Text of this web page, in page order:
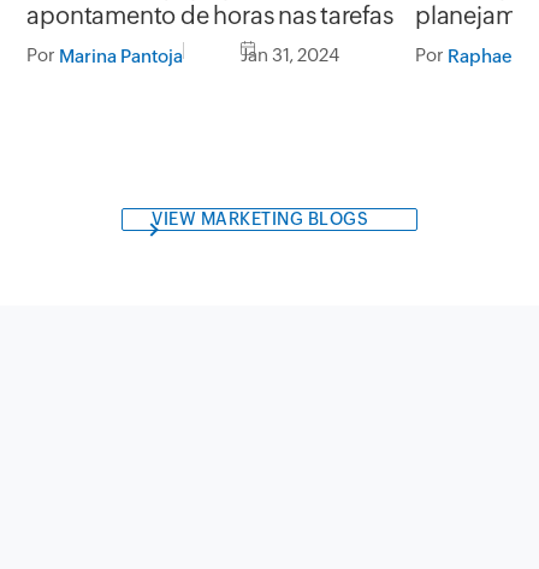
apontamento de horas nas tarefas
Por Marina Pantoja Jan 31, 2024
eficiente
Por Raphael
VIEW MARKETING BLOGS